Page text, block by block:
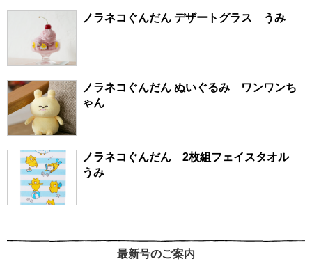
ノラネコぐんだん デザートグラス うみ
ノラネコぐんだん ぬいぐるみ ワンワンち
ゃん
ノラネコぐんだん 2枚組フェイスタオル
うみ
最新号のご案内